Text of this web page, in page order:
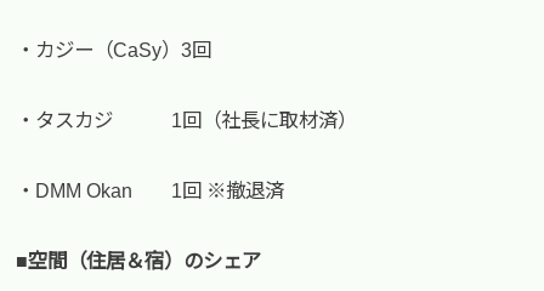
・カジー（CaSy）3回
・タスカジ 1回（社長に取材済）
・DMM Okan 1回 ※撤退済
■空間（住居＆宿）のシェア